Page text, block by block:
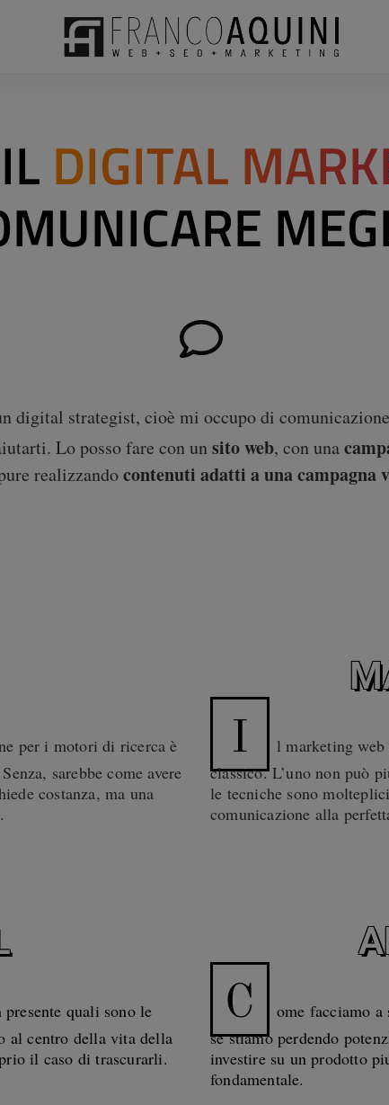
DIGITAL
digital strategist, cioè mi occupo di
Lo posso fare con unsito web, con una
realizzandocontenuti adatti a una campagna
per i motori di ricerca è
sarebbe come avere
costanza, ma una
I
l marketing
classico. L’uno non può
le tecniche sono
comunicazione alla
quali sono le
al centro della vita della
il caso di trascurarli.
C
ome facciamo a
se stiamo perdendo
investire su un prodotto
fondamentale.